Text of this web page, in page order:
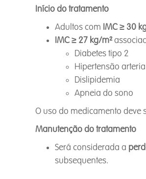
Início do tratamento
Adultos com IMC ≥ 30
IMC ≥ 27 kg/m²
Diabetes tipo 2
Hipertensão arterial
Dislipidemia
Apneia do sono
O uso do medicamento deve
Manutenção do tratamento
Será considerada a
subsequentes.